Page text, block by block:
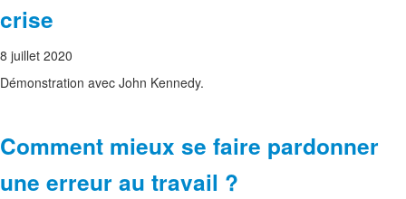
crise
8 juillet 2020
Démonstration avec John Kennedy.
Comment mieux se faire pardonner
une erreur au travail ?